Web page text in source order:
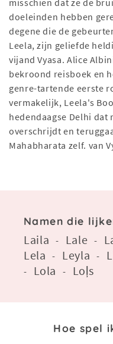
misschien dat ze de
doeleinden hebben
degene die de
Leela, zijn geliefde
vijand Vyasa. Alice
bekroond reisboek en
genre-tartende eerste
vermakelijk, Leela's
hedendaagse Delhi dat
overschrijdt en
Mahabharata zelf. van
Namen die
Laila - Lale -
Lela - Leyla -
- Lola - Loļs
Hoe spel